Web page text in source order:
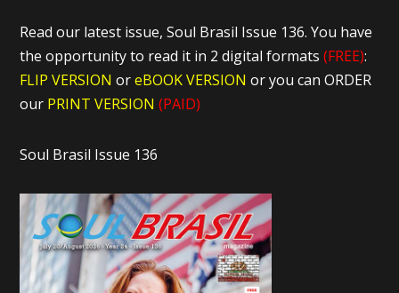
Read our latest issue, Soul Brasil Issue 136. You have
the opportunity to read it in 2 digital formats(FREE):
FLIP VERSION oreBOOK VERSIONor you can ORDER
our PRINT VERSION (PAID)
Soul Brasil Issue 136